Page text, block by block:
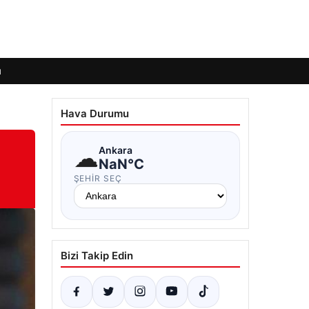
Hava Durumu
☁Ankara
NaN°C
ŞEHIR SEÇ
Bizi Takip Edin